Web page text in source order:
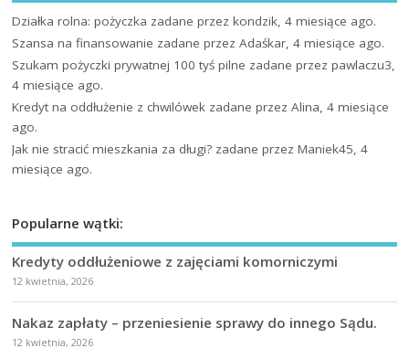
Działka rolna: pożyczka zadane przez kondzik, 4 miesiące ago.
Szansa na finansowanie zadane przez Adaśkar, 4 miesiące ago.
Szukam pożyczki prywatnej 100 tyś pilne zadane przez pawlaczu3,
4 miesiące ago.
Kredyt na oddłużenie z chwilówek zadane przez Alina, 4 miesiące
ago.
Jak nie stracić mieszkania za długi? zadane przez Maniek45, 4
miesiące ago.
Popularne wątki:
Kredyty oddłużeniowe z zajęciami komorniczymi
12 kwietnia, 2026
Nakaz zapłaty – przeniesienie sprawy do innego Sądu.
12 kwietnia, 2026